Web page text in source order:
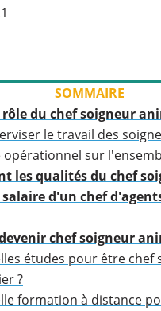
SOMMAIRE
rôle du chef soigneur
le travail des
opérationnel sur
les qualités du chef
salaire d'un chef
chef soigneur
études pour être chef
?
formation à distance